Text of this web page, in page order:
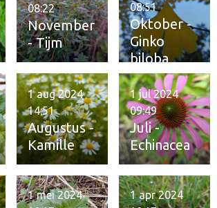
November
- Tijm
08:22
Oktober -
Ginko
biloba
08:51
Augustus -
Kamille
1 aug 2024
14:51
Juli -
Echinacea
1 jul 2024
09:49
1 mei 2024
1 apr 2024